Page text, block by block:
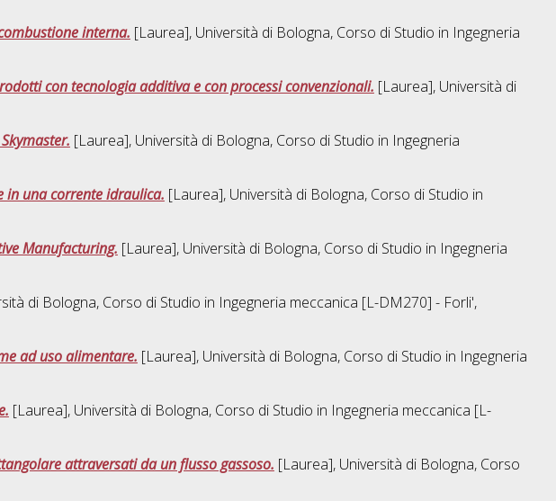
interna. [Laurea], Università di Bologna, Corso di Studio in Ingegneria
con tecnologia additiva e con processi convenzionali. [Laurea], Università di
[Laurea], Università di Bologna, Corso di Studio in Ingegneria
in una corrente idraulica. [Laurea], Università di Bologna, Corso di Studio in
Manufacturing. [Laurea], Università di Bologna, Corso di Studio in Ingegneria
di Bologna, Corso di Studio in Ingegneria meccanica [L-DM270] - Forli',
ad uso alimentare. [Laurea], Università di Bologna, Corso di Studio in Ingegneria
[Laurea], Università di Bologna, Corso di Studio in Ingegneria meccanica [L-
attraversati da un flusso gassoso. [Laurea], Università di Bologna, Corso